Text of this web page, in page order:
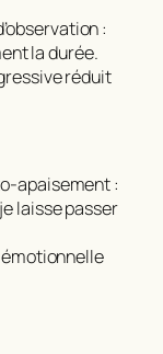
:
la durée.
réduit
apaisement :
laisse passer
émotionnelle